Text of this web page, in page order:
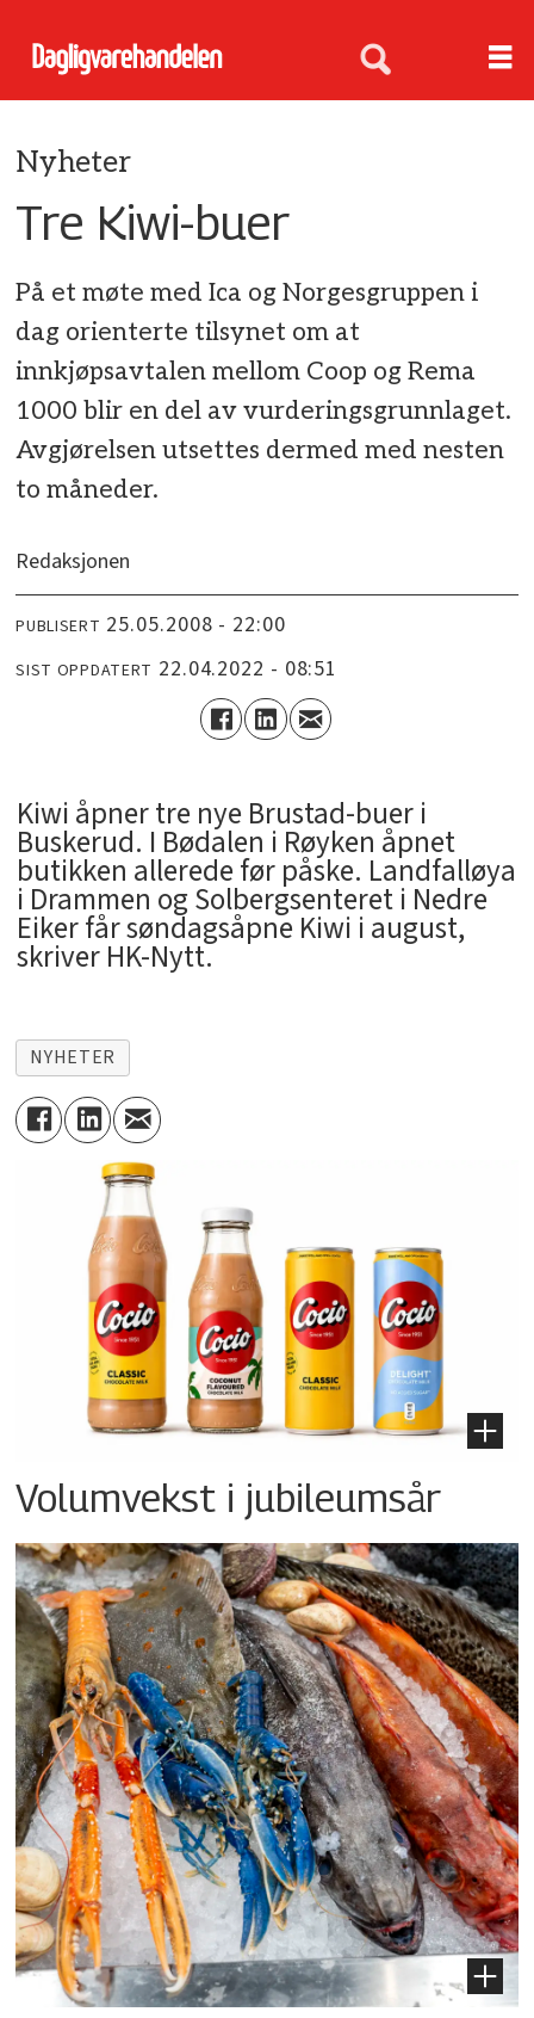
Nyheter
Tre Kiwi-buer
På et møte med Ica og Norgesgruppen i
dag orienterte tilsynet om at
innkjøpsavtalen mellom Coop og Rema
1000 blir en del av vurderingsgrunnlaget.
Avgjørelsen utsettes dermed med nesten
to måneder.
Redaksjonen
PUBLISERT 25.05.2008 - 22:00
SIST OPPDATERT 22.04.2022 - 08:51
Kiwi åpner tre nye Brustad-buer i
Buskerud. I Bødalen i Røyken åpnet
butikken allerede før påske. Landfalløya
i Drammen og Solbergsenteret i Nedre
Eiker får søndagsåpne Kiwi i august,
skriver HK-Nytt.
NYHETER
Volumvekst i jubileumsår